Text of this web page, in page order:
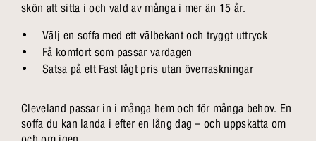
skön att sitta i och vald av många i mer än 15 år.
Välj en soffa med ett välbekant och tryggt uttryck
Få komfort som passar vardagen
Satsa på ett Fast lågt pris utan överraskningar
Cleveland passar in i många hem och för många behov. En
soffa du kan landa i efter en lång dag – och uppskatta om